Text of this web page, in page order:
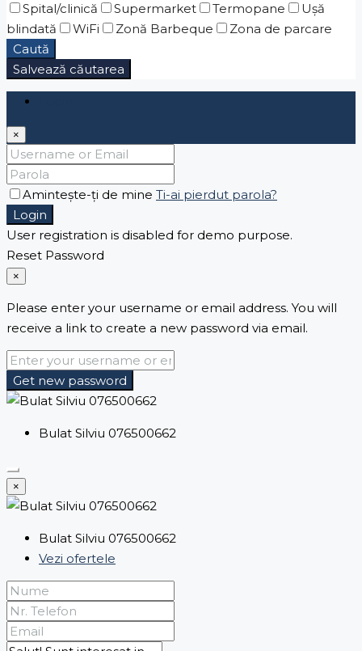
Spital/clinică
Supermarket Termopane
Ușă
blindată
WiFi Zonă Barbeque
Zona de parcare
Caută
Salvează căutarea
×
Amintește-ți de mine Ti-ai pierdut parola?
Login
User registration is disabled for demo purpose.
Reset Password
×
Please enter your username or email address. You will
receive a link to create a new password via email.
Get new password
Bulat Silviu 076500662
×
Bulat Silviu 076500662
Vezi ofertele